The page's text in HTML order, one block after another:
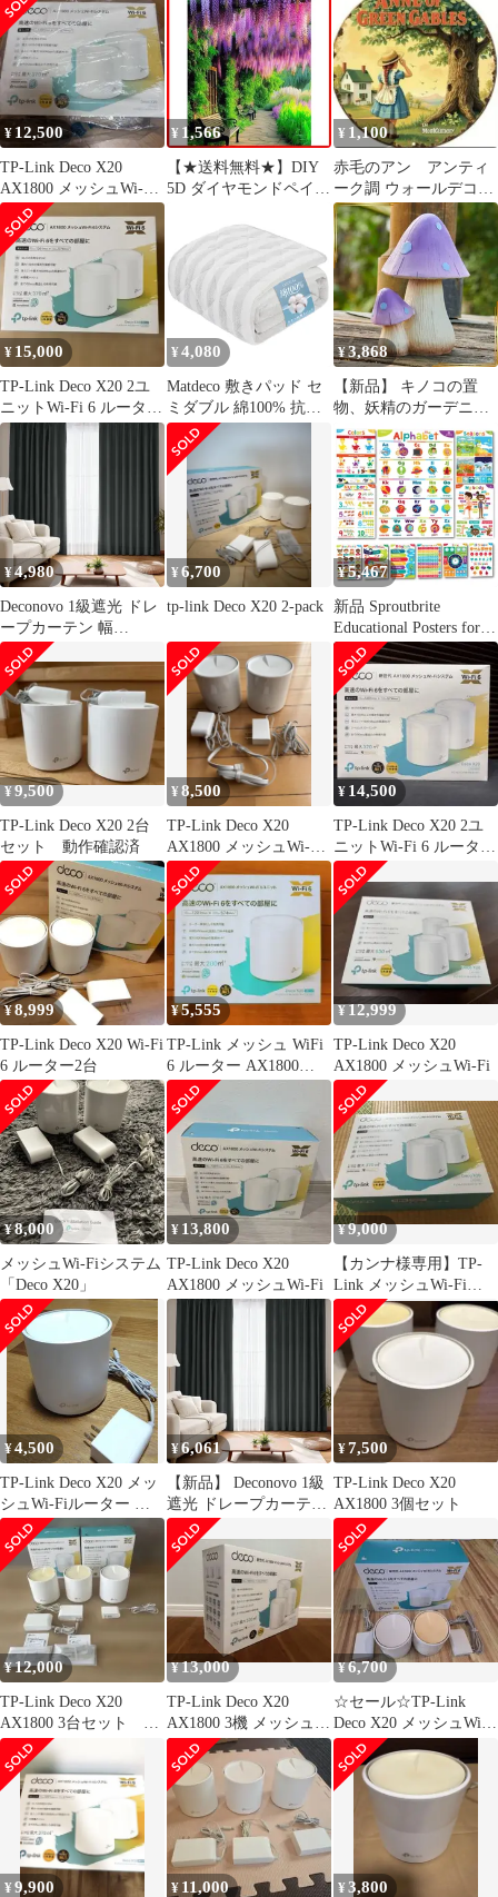
ーン Y2K ワンホンネイ
ル ハートネイル オーロ
ラ クリスタル カラース
トーン ネイルパーツ ラ
インストーン ガラスス
トーン
ル ラインストーン 刺繍
DIY アート クラフト ホ
ーム ウォールデコ
ガラスカボション
20mm ドーム形 ハンド
メイド シルバー ブロン
ズ 図案拡大効果(
metallic)
¥ 12,500
TP-Link Deco X20
AX1800 メッシュWi-Fi
システム
¥ 1,566
【★送料無料★】DIY
5D ダイヤモンドペイン
絵画 クロスステッチ フ
ルドリル クリスタル ラ
インストーン 刺繍 DIY
アート クラフト ホーム
ウォールデコ 30x40 cm
¥ 1,100
赤毛のアン アンティ
ーク調 ウォールデコプ
レート ブリキ看板
¥ 15,000
TP-Link Deco X20 2ユ
ニットWi-Fi 6 ルーター
AX1800
¥ 4,080
Matdeco 敷きパッド セ
ミダブル 綿100% 抗菌
防臭防ダニ 吸湿速乾 オ
ールシーズン タオル地
グレー 120x200cm 帝人
マイティトップII中綿
使用 洗える
¥3,868
【新品】 キノコの置
物、妖精のガーデニン
グ置物、キノコのオー
ナメント、屋外装飾キ
ノコ、庭園＆室内装飾
に最適、耐久性・防水
デザインで、自然をテ
ーマにしたインテリ
ア、樹脂製 (紫色 20H)
1
¥4,980
Deconovo 1級遮光 ドレ
ープカーテン 幅
100cmx200cm ダークグ
レー 断熱 保温 北欧 冷
気遮断 プライバシー保
護 形態記憶加工済み 全
21色 UVカット おしゃ
れ 昼夜目隠し 2枚組
¥6,700
tp-link Deco X20 2-pack
¥5,467
新品 Sproutbrite
Educational Posters for
Toddlers - Classroom
Decorations -
Kindergarten Homeschool
Supplies Materials -
Preschool L
¥9,500
TP-Link Deco X20 2台
セット 動作確認済
¥8,500
TP-Link Deco X20
AX1800 メッシュWi-Fi
システム
¥ 14,500
TP-Link Deco X20 2ユ
ニットWi-Fi 6 ルーター
AX1800
¥8,999
TP-Link Deco X20 Wi-Fi
6 ルーター2台
¥5,555
TP-Link メッシュ WiFi
6 ルーター AX1800
DecoX20
¥12,999
TP-Link Deco X20
AX1800 メッシュWi-Fi
¥8,000
メッシュWi-Fiシステム
「Deco X20」
¥ 13,800
TP-Link Deco X20
AX1800 メッシュWi-Fi
¥9,000
【カンナ様専用】TP-
Link メッシュWi-Fi
Deco X20
¥4,500
TP-Link Deco X20 メッ
シュWi-Fiルーター 本
体
¥6,061
【新品】 Deconovo 1級
遮光 ドレープカーテン
幅100cmx200cm ダーク
グレー 断熱 保温 北欧
冷気遮断 プライバシー
保護 形態記憶加工済み
全21色 UVカット おし
ゃれ 昼夜目隠し 2枚組
0
¥7,500
TP-Link Deco X20
AX1800 3個セット
¥12,000
TP-Link Deco X20
AX1800 3台セット メ
ッシュWi-Fi
¥13,000
TP-Link Deco X20
AX1800 3機 メッシュ
Wi-Fi
¥6,700
☆セール☆TP-Link
Deco X20 メッシュWi-
Fiシステム 本体
¥9,900 ¥ 11,000 ¥3,800